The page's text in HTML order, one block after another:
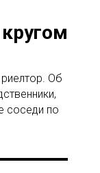
Об
соседи по